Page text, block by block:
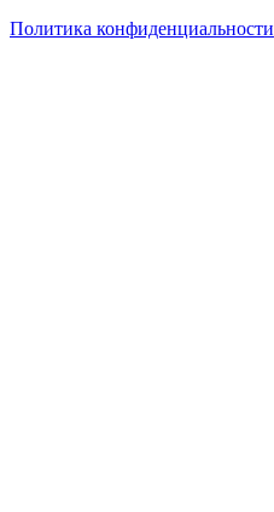
Политика конфиденциальности